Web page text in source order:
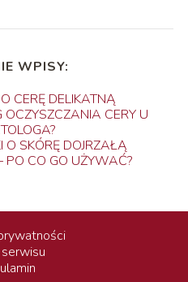
WPISY:
CERĘ DELIKATNĄ
OCZYSZCZANIA CERY U
SKÓRĘ DOJRZAŁĄ
PO CO GO UŻYWAĆ?